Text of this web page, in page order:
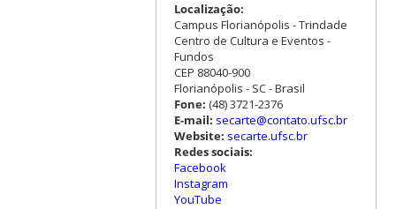
Localização:
Campus Florianópolis - Trindade
Centro de Cultura e Eventos -
Fundos
CEP 88040-900
Florianópolis - SC - Brasil
Fone: (48) 3721-2376
E-mail: secarte@contato.ufsc.br
Website: secarte.ufsc.br
Redes sociais:
Facebook
Instagram
YouTube